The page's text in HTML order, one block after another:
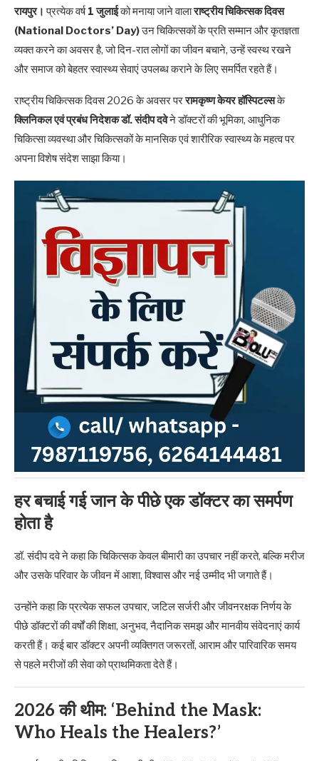
रायपुर। प्रत्येक वर्ष1 जुलाईको मनाया जाने वालाराष्ट्रीय चिकित्सक दिवस
(National Doctors’ Day)उन चिकित्सकों के प्रति सम्मान और कृतज्ञता
व्यक्त करने का अवसर है, जो दिन-रात लोगों का जीवन बचाने, उन्हें स्वस्थ रखने
और समाज को बेहतर स्वास्थ्य सेवाएं उपलब्ध कराने के लिए समर्पित रहते हैं।
राष्ट्रीय चिकित्सक दिवस 2026 के अवसर पररामकृष्ण केयर हॉस्पिटल्सके
क्लिनिकल एवं प्रबंध निदेशक डॉ. संदीप दवेने डॉक्टरों की भूमिका, आधुनिक
चिकित्सा व्यवस्था और चिकित्सकों के मानसिक एवं शारीरिक स्वास्थ्य के महत्व पर
अपना विशेष संदेश साझा किया।
हर बचाई गई जान के पीछे एक डॉक्टर का समर्पण
होता है
डॉ. संदीप दवे ने कहा कि चिकित्सक केवल बीमारी का उपचार नहीं करते, बल्कि मरीज
और उसके परिवार के जीवन में आशा, विश्वास और नई उम्मीद भी जगाते हैं।
उन्होंने कहा कि प्रत्येक सफल उपचार, जटिल सर्जरी और जीवनरक्षक निर्णय के
पीछे डॉक्टरों की वर्षों की शिक्षा, अनुभव, नैदानिक समझ और मानवीय संवेदनाएं कार्य
करती हैं। कई बार डॉक्टर अपनी व्यक्तिगत जरूरतों, आराम और पारिवारिक समय
से पहले मरीजों की सेवा को प्राथमिकता देते हैं।
2026 की थीम: ‘Behind the Mask:
Who Heals the Healers?’